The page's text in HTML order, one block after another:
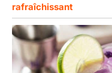
rafraîchissant